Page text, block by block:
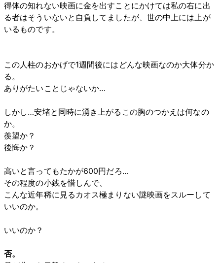
得体の知れない映画に金を出すことにかけては私の右に出
る者はそういないと自負してましたが、世の中上には上が
いるものです。
この人柱のおかげで1週間後にはどんな映画なのか大体分か
る。
ありがたいことじゃないか…
しかし…安堵と同時に湧き上がるこの胸のつかえは何なの
か。
羨望か？
後悔か？
高いと言ってもたかが600円だろ…
その程度の小銭を惜しんで、
こんな近年稀に見るカオス極まりない謎映画をスルーして
いいのか。
いいのか？
否。